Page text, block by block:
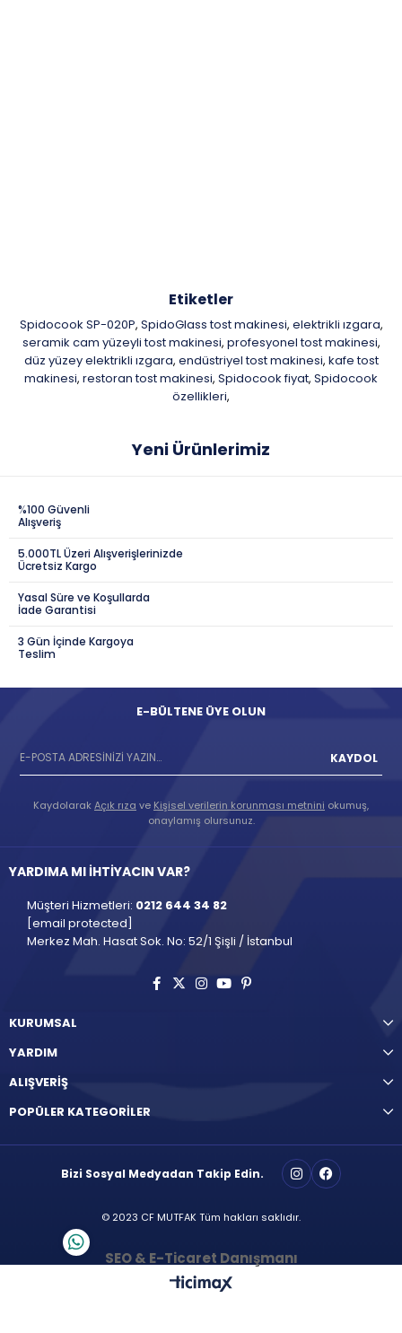
Etiketler
Spidocook SP-020P, SpidoGlass tost makinesi, elektrikli ızgara,
seramik cam yüzeyli tost makinesi, profesyonel tost makinesi,
düz yüzey elektrikli ızgara, endüstriyel tost makinesi, kafe tost
makinesi, restoran tost makinesi, Spidocook fiyat, Spidocook
özellikleri,
Yeni Ürünlerimiz
%100 Güvenli
Alışveriş
5.000TL Üzeri Alışverişlerinizde
Ücretsiz Kargo
Yasal Süre ve Koşullarda
İade Garantisi
3 Gün İçinde Kargoya
Teslim
E-BÜLTENE ÜYE OLUN
KAYDOL
KaydolarakAçık rıza ve Kişisel verilerin korunması metnini okumuş,
onaylamış olursunuz.
YARDIMA MI İHTİYACIN VAR?
Müşteri Hizmetleri: 0212 644 34 82
[email protected]
Merkez Mah. Hasat Sok. No: 52/1 Şişli / İstanbul
KURUMSAL
YARDIM
ALIŞVERİŞ
POPÜLER KATEGORİLER
Bizi Sosyal Medyadan Takip Edin.
© 2023 CF MUTFAK Tüm hakları saklıdır.
SEO & E-Ticaret Danışmanı